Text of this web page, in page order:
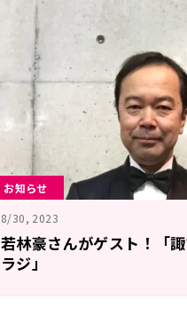
お知らせ
8/30, 2023
若林豪さんがゲスト！「
ラジ」